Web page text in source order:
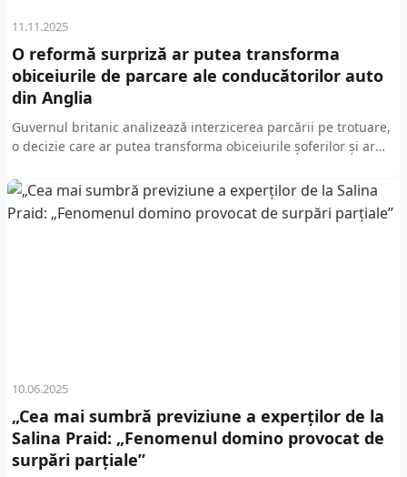
11.11.2025
O reformă surpriză ar putea transforma
obiceiurile de parcare ale conducătorilor auto
din Anglia
Guvernul britanic analizează interzicerea parcării pe trotuare,
o decizie care ar putea transforma obiceiurile șoferilor și ar
10.06.2025
„Cea mai sumbră previziune a experților de la
Salina Praid: „Fenomenul domino provocat de
surpări parțiale”